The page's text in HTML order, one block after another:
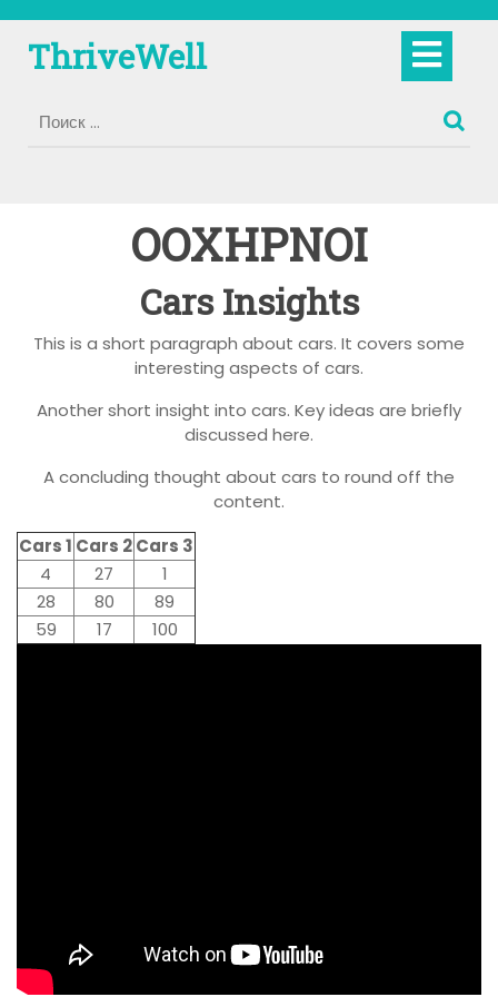
содержимому
ThriveWell
OOXHPNOI
Cars Insights
This is a short paragraph about cars. It covers some
interesting aspects of cars.
Another short insight into cars. Key ideas are briefly
discussed here.
A concluding thought about cars to round off the
content.
Cars 1 Cars 2Cars 3
4
27
1
28
80
89
59
17 100